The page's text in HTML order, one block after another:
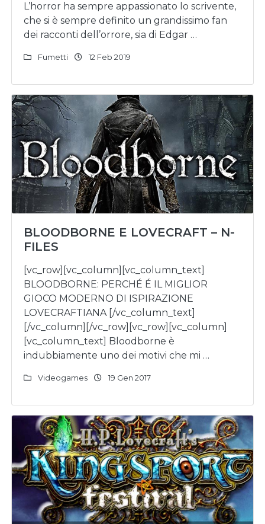
L’horror ha sempre appassionato lo scrivente,
che si è sempre definito un grandissimo fan
dei racconti dell’orrore, sia di Edgar …
Fumetti 12 Feb 2019
BLOODBORNE E LOVECRAFT – N-
FILES
[vc_row][vc_column][vc_column_text]
BLOODBORNE: PERCHÉ É IL MIGLIOR
GIOCO MODERNO DI ISPIRAZIONE
LOVECRAFTIANA [/vc_column_text]
[/vc_column][/vc_row][vc_row][vc_column]
[vc_column_text] Bloodborne è
indubbiamente uno dei motivi che mi …
Videogames 19 Gen 2017